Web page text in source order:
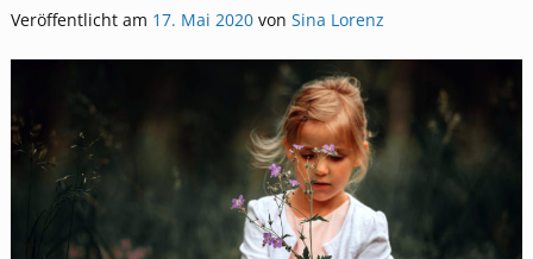
Veröffentlicht am 17. Mai 2020 von Sina Lorenz